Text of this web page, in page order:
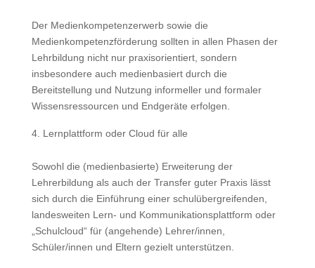
Der Medienkompetenzerwerb sowie die
Medienkompetenzförderung sollten in allen Phasen der
Lehrbildung nicht nur praxisorientiert, sondern
insbesondere auch medienbasiert durch die
Bereitstellung und Nutzung informeller und formaler
Wissensressourcen und Endgeräte erfolgen.
Lernplattform oder Cloud für alle
Sowohl die (medienbasierte) Erweiterung der
Lehrerbildung als auch der Transfer guter Praxis lässt
sich durch die Einführung einer schulübergreifenden,
landesweiten Lern- und Kommunikationsplattform oder
„Schulcloud“ für (angehende) Lehrer/innen,
Schüler/innen und Eltern gezielt unterstützen.